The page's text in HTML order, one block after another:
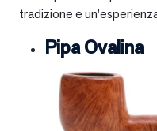
tradizione e
Pipa Ovalina